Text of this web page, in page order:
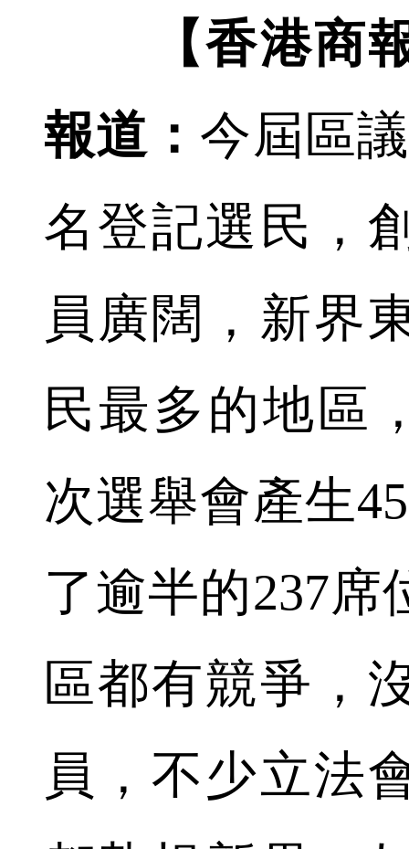
【香港商
報道： 今屆區
名登記選民，
員廣闊，新界
民最多的地區
次選舉會產生
了逾半的237席
區都有競爭，
員，不少立法